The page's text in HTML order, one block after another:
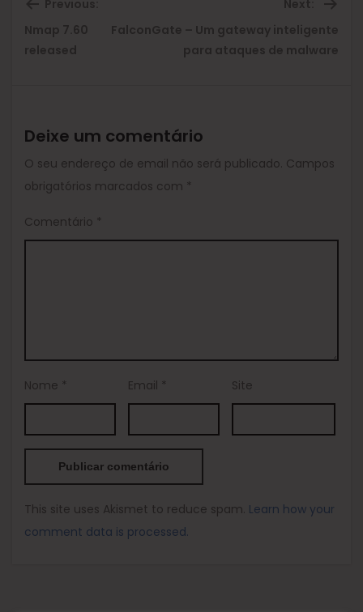
Previous:
Previous
Nmap 7.60
released
Next:
FalconGate – Um gateway inteligente
para ataques de malware
Deixe um comentário
O seu endereço de email não será publicado. Campos
obrigatórios marcados com *
Comentário *
Nome * Email * Site
This site uses Akismet to reduce spam. Learn how your
comment data is processed.